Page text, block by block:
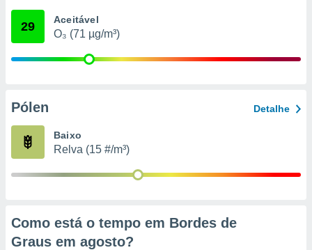
através
estudos
1199
29 Aceitável
O₃ (71 µg/m³)
Pólen Detalhe
Baixo
Relva (15 #/m³)
Como está o tempo em Bordes de
Graus em agosto?